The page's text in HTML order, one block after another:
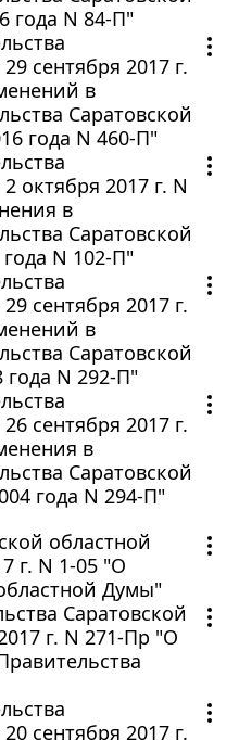
года N 84-П"
сентября 2017 г.
в
Саратовской
года N 460-П"
октября 2017 г. N
в
Саратовской
N 102-П"
сентября 2017 г.
в
Саратовской
года N 292-П"
сентября 2017 г.
в
Саратовской
года N 294-П"
областной
г. N 1-05 "О
Думы"
Саратовской
г. N 271-Пр "О
сентября 2017 г.